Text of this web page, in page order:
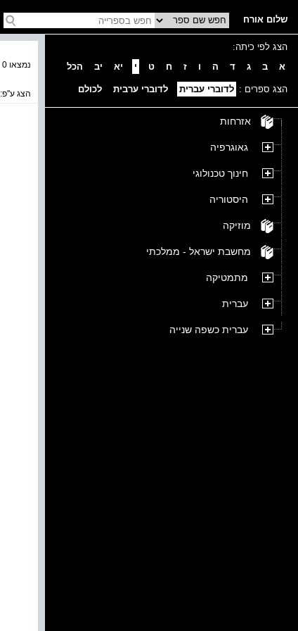
שלום אורח
הצג לפי כיתה:
א
ב ג ד ה ו ז ח ט י יא יב הכל
הצג ספרים : לדוברי עברית לדוברי ערבית לכולם
אזרחות
גאוגרפיה
חינוך טכנולוגי
היסטוריה
מוזיקה
מחשבת ישראל - ממלכתי
מתמטיקה
עברית
עברית כשפה שנייה
נמצאו 0 ספרים בקטגוריה
הצג ע''פ: